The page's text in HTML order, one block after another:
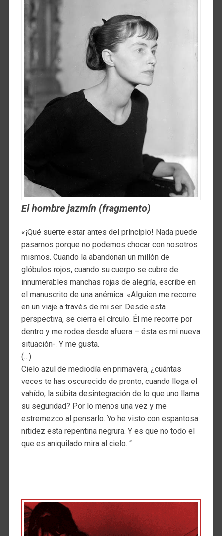
El hombre jazmín (fragmento)
«¡Qué suerte estar antes del principio! Nada puede
pasarnos porque no podemos chocar con nosotros
mismos. Cuando la abandonan un millón de
glóbulos rojos, cuando su cuerpo se cubre de
innumerables manchas rojas de alegría, escribe en
el manuscrito de una anémica: «Alguien me recorre
en un viaje a través de mi ser. Desde esta
perspectiva, se cierra el círculo. Él me recorre por
dentro y me rodea desde afuera – ésta es mi nueva
situación-. Y me gusta.
(…)
Cielo azul de mediodía en primavera, ¿cuántas
veces te has oscurecido de pronto, cuando llega el
vahído, la súbita desintegración de lo que uno llama
su seguridad? Por lo menos una vez y me
estremezco al pensarlo. Yo he visto con espantosa
nitidez esta repentina negrura. Y es que no todo el
que es aniquilado mira al cielo. “